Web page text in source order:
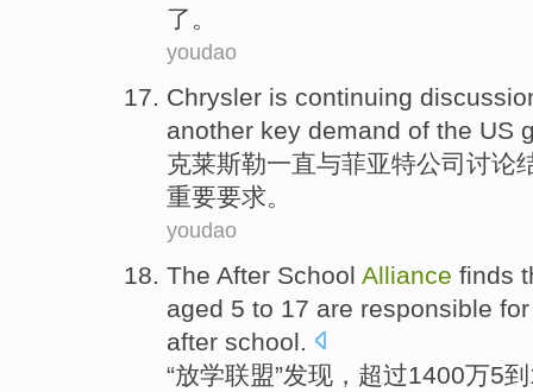
了。
youdao
Chrysler is continuing
another key demand of the US
克莱斯勒一直与菲亚特公司 讨论
重要要求。
youdao
The After School Alliance finds
aged 5 to 17 are responsible for
after school.
“放学联盟”发现 ， 超过1400万5到